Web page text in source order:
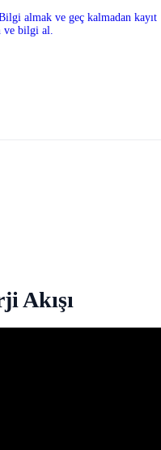
almak ve geç kalmadan kayıt
ve bilgi al.
Akışı